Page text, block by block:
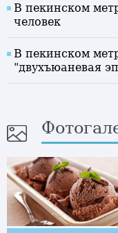
В пекинском
человек
В пекинском
"двухъюаневая